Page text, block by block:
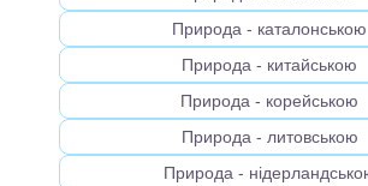
Природа - каталонською
Природа - китайською
Природа - корейською
Природа - литовською
Природа -